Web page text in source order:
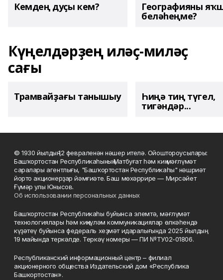
Кемдең дуҫы кем? Географияны
беләһеңме?
Күңелдәрҙең иләҫ-миләҫ
сағы
Трамвайҙағы танышыу Һиңә тиң түгел,
тигәндәр...
© 1930 йылдың 12 февраленән нәшер ителә. Ойоштороусылары:
Башҡортостан Республикаһының Матбуғат һәм киң мәғлүмәт
саралары агентлығы, "Башҡортостан Республикаһы" нәшриәт
йорто акционерҙар йәмғиәте. Баш мөхәррире — Мирсәйет
Ғүмәр улы Юнысов.
Об использовании персональных данных
Башҡортостан Республикаһы буйынса элемтә, мәғлүмәт
технологиялары һәм киңкүләм коммуникациялар өлкәһендә
күҙәтеү буйынса федераль хеҙмәт идаралығында 2025 йылдың
19 майында теркәлде. Теркәү номеры — ПИ №ТУ02-01806.
Республиканский информационный центр – филиал
акционерного общества Издательский дом «Республика
Башкортостан».